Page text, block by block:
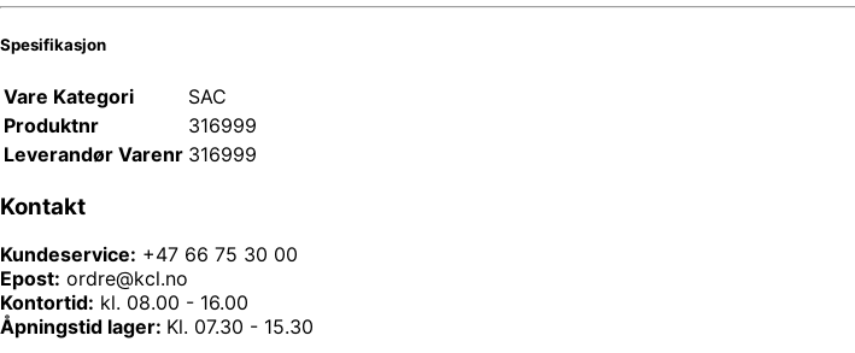
Spesifikasjon
Vare Kategori
SAC
Produktnr
316999
Leverandør Varenr 316999
Kontakt
Kundeservice: +47 66 75 30 00
Epost: ordre@kcl.no
Kontortid: kl. 08.00 - 16.00
Åpningstid lager: Kl. 07.30 - 15.30